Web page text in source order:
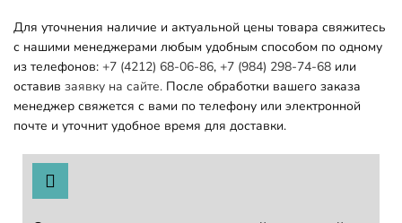
Для уточнения наличие и актуальной цены товара свяжитесь
с нашими менеджерами любым удобным способом по одному
из телефонов: +7 (4212) 68-06-86, +7 (984) 298-74-68 или
оставив заявку на сайте. После обработки вашего заказа
менеджер свяжется с вами по телефону или электронной
почте и уточнит удобное время для доставки.